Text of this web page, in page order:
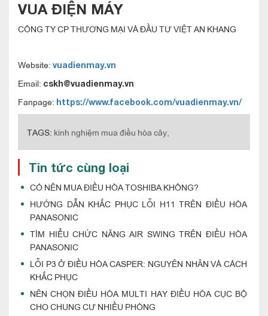
VUA ĐIỆN MÁY
CÔNG TY CP THƯƠNG MẠI VÀ ĐẦU TƯ VIỆT AN KHANG
Website: vuadienmay.vn
Email: cskh@vuadienmay.vn
Fanpage: https://www.facebook.com/vuadienmay.vn/
TAGS: kinh nghiệm mua điều hòa cây,
Tin tức cùng loại
CÓ NÊN MUA ĐIỀU HÒA TOSHIBA KHÔNG?
HƯỚNG DẪN KHẮC PHỤC LỖI H11 TRÊN ĐIỀU HÒA
PANASONIC
TÌM HIỂU CHỨC NĂNG AIR SWING TRÊN ĐIỀU HÒA
PANASONIC
LỖI P3 Ở ĐIỀU HÒA CASPER: NGUYÊN NHÂN VÀ CÁCH
KHẮC PHỤC
NÊN CHỌN ĐIỀU HÒA MULTI HAY ĐIỀU HÒA CỤC BỘ
CHO CHUNG CƯ NHIỀU PHÒNG